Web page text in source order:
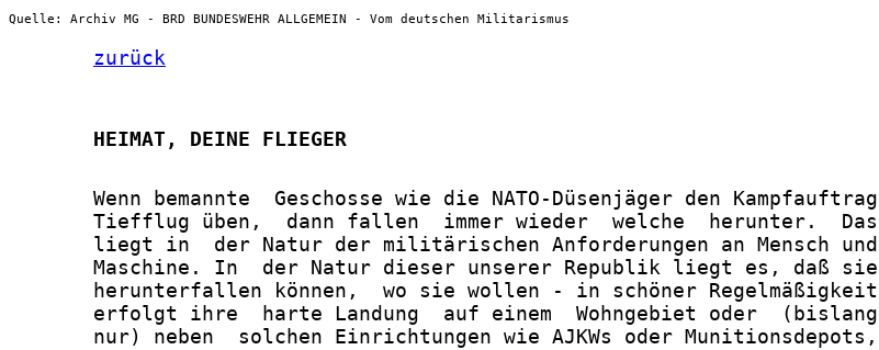
Quelle: Archiv MG - BRD BUNDESWEHR ALLGEMEIN - Vom deutschen Militarismus
zurück
       HEIMAT, DEINE FLIEGER
       Wenn bemannte  Geschosse wie die NATO-Düsenjäger den Kampfauftrag
       Tiefflug üben,  dann fallen  immer wieder  welche  herunter.  Das
       liegt in  der Natur der militärischen Anforderungen an Mensch und
       Maschine. In  der Natur dieser unserer Republik liegt es, daß sie
       herunterfallen können,  wo sie wollen - in schöner Regelmäßigkeit
       erfolgt ihre  harte Landung  auf einem  Wohngebiet oder  (bislang
       nur) neben  solchen Einrichtungen wie AJKWs oder Munitionsdepots,